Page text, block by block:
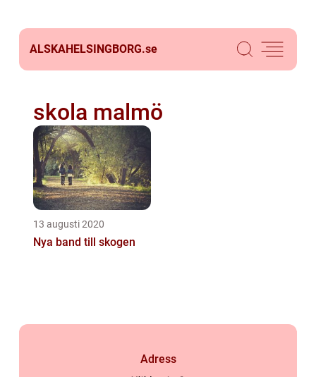
ALSKAHELSINGBORG.se
skola malmö
13 augusti 2020
Nya band till skogen
Adress